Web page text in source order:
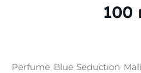
100
Perfume Blue Seduction